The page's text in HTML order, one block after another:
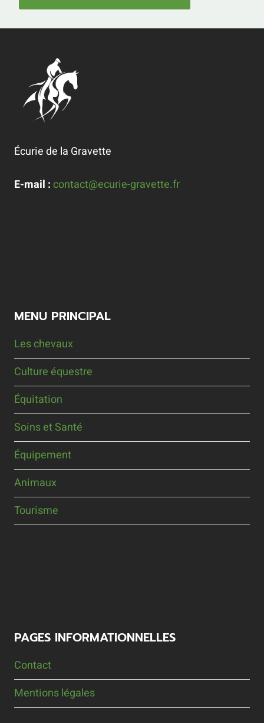
Écurie de la Gravette
E-mail : contact@ecurie-gravette.fr
MENU PRINCIPAL
Les chevaux
Culture équestre
Équitation
Soins et Santé
Équipement
Animaux
Tourisme
PAGES INFORMATIONNELLES
Contact
Mentions légales